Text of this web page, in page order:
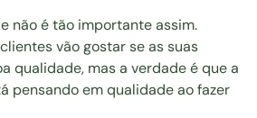
não é tão importante assim.
vão gostar se as suas
qualidade, mas a verdade é que a
pensando em qualidade ao fazer